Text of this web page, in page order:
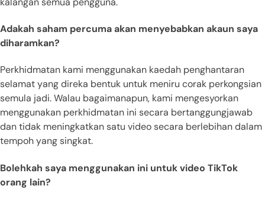
Adakah saham percuma akan menyebabkan akaun saya
diharamkan?
Perkhidmatan kami menggunakan kaedah penghantaran
selamat yang direka bentuk untuk meniru corak perkongsian
semula jadi. Walau bagaimanapun, kami mengesyorkan
menggunakan perkhidmatan ini secara bertanggungjawab
dan tidak meningkatkan satu video secara berlebihan dalam
tempoh yang singkat.
Bolehkah saya menggunakan ini untuk video TikTok
orang lain?